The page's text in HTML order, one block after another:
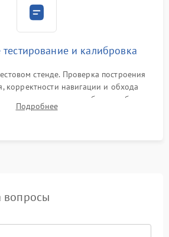
и калибровка
стенде. Проверка построения
корректности навигации и обхода
силы всасывания и работы турбины.
возврата на док-станцию и
Подробнее
вопросы